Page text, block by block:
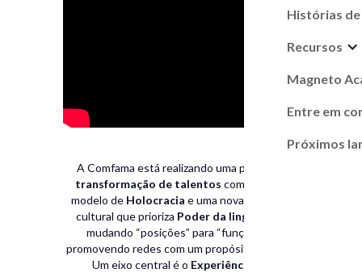
Histórias de
Recursos
Magneto
Entre em
Próximos
A Comfama está realizando uma profunda
transformação de talentos com base no
modelo de Holocracia e uma nova narrativa
cultural que prioriza Poder da linguagem
mudando “posições” para “funções” e
promovendo redes com um propósito comum.
Um eixo central é o Experiência do